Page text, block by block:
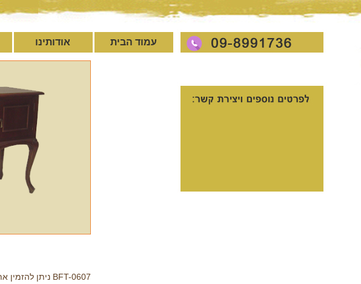
עמוד הבית אודותינו
BFT-0607 ניתן להזמין את המוצר בעיצוב אישי בבחירת גוון עץ עיצוב וריפוד